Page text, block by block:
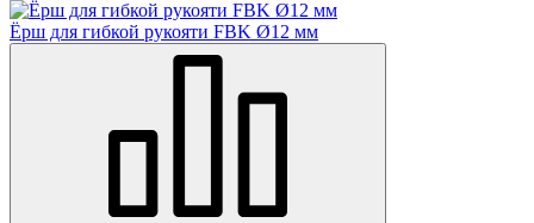
Ёрш для гибкой рукояти FBK Ø12 мм